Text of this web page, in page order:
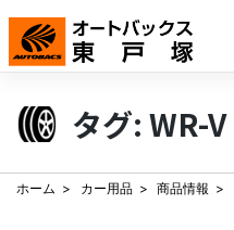
Skip
content
タグ: WR-V
ホーム カー用品 商品情報